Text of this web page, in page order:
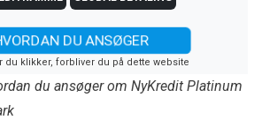
DU ANSØGER
du klikker, forbliver du på dette website
du ansøger om NyKredit Platinum